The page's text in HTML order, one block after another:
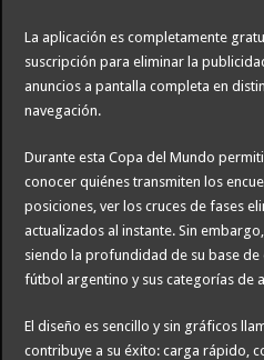
La aplicación es completamente
suscripción para eliminar la
anuncios a pantalla completa en
navegación.
Durante esta Copa del Mundo
conocer quiénes transmiten los
posiciones, ver los cruces de fases
actualizados al instante. Sin
siendo la profundidad de su base
fútbol argentino y sus categorías de
El diseño es sencillo y sin gráficos
contribuye a su éxito: carga rápido,